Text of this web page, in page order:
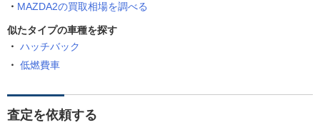
MAZDA2の買取相場を調べる
似たタイプの車種を探す
ハッチバック
低燃費車
査定を依頼する